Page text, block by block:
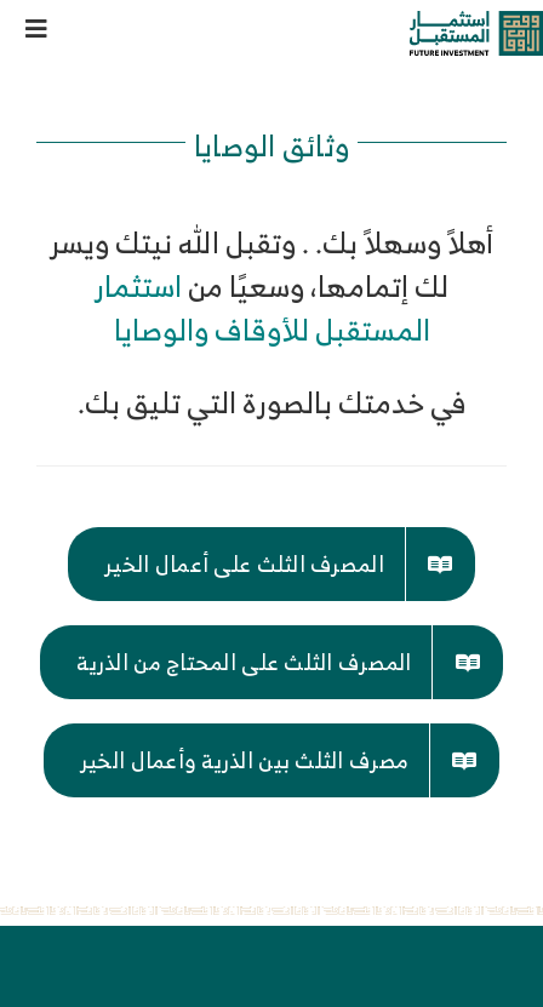
تخطى
إلى
مركز المعرفة
الوظائف
تواصل معنا
وصية بنقود
وثائق الوصايا
أهلاً وسهلاً بك. . وتقبل الله نيتك ويسر
لك إتمامها، وسعيًا مناستثمار
المستقبل للأوقاف والوصايا
في خدمتك بالصورة التي تليق بك.
المصرف الثلث على أعمال الخير
المصرف الثلث على المحتاج من الذرية
مصرف الثلث بين الذرية وأعمال الخير